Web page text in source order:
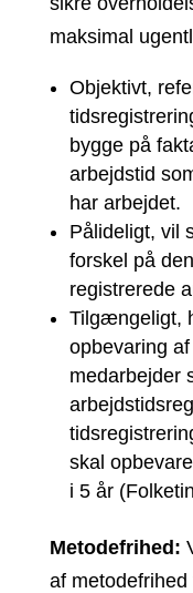
maksimal
Objektivt,
bygge på
arbejdstid
har arbejdet.
Pålideligt, vil
forskel på
registrerede
Tilgængeligt,
opbevaring
medarbejder
skal
i 5 år
Metodefrihed:
af